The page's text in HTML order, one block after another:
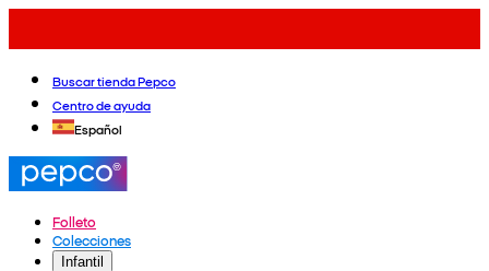
Buscar tienda Pepco
Centro de ayuda
Español
Folleto
Colecciones
Infantil